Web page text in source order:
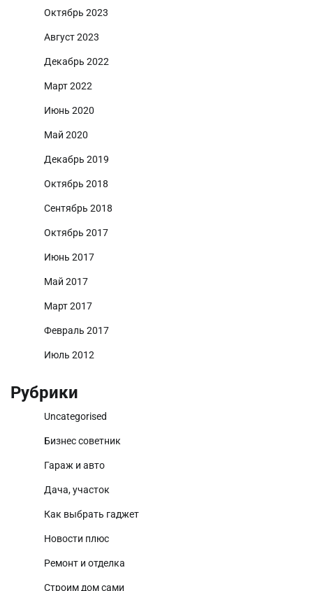
Октябрь 2023
Август 2023
Декабрь 2022
Март 2022
Июнь 2020
Май 2020
Декабрь 2019
Октябрь 2018
Сентябрь 2018
Октябрь 2017
Июнь 2017
Май 2017
Март 2017
Февраль 2017
Июль 2012
Рубрики
Uncategorised
Бизнес советник
Гараж и авто
Дача, участок
Как выбрать гаджет
Новости плюс
Ремонт и отделка
Строим дом сами